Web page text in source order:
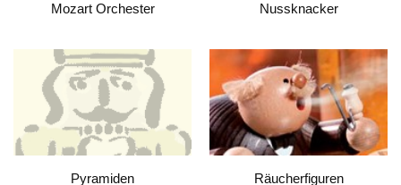
Mozart Orchester Nussknacker
Pyramiden Räucherfiguren